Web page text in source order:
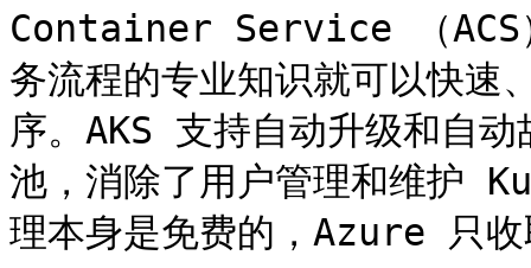
Container Service （ACS
务流程的专业知识就可以快速
序。AKS 支持自动升级和自
池，消除了用户管理和维护
理本身是免费的，Azure 只收